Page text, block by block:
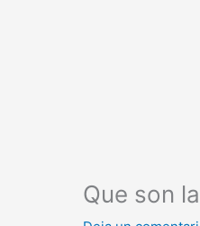
Que son